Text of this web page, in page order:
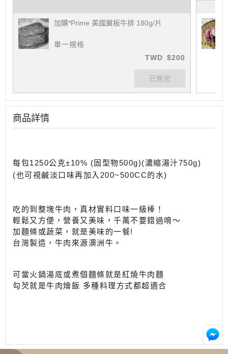
加購*Prime 美國翼板牛排 180g/片
單一規格
TWD $200
商品詳情
每包1250公克±10% (固型物500g)(濃縮湯汁750g)
(也可視鹹淡口味再加入200~500CC的水)
吃的到整塊牛肉，真材實料口味一級棒！
輕鬆又方便，營養又美味，千萬不要錯過唷～
加麵條或蔬菜，就是美味的一餐!
台灣製造，牛肉來源澳洲牛。
可當火鍋湯底或煮個麵條就是紅燒牛肉麵
勾芡就是牛肉燴飯 多種料理方式都超適合